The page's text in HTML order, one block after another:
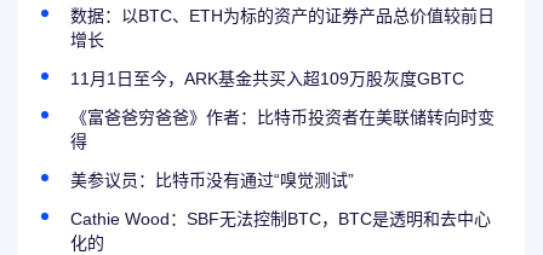
数据：以BTC、ETH为标的资产的证券产品总价值较前日
增长
11月1日至今，ARK基金共买入超109万股灰度GBTC
《富爸爸穷爸爸》作者：比特币投资者在美联储转向时变
得
美参议员：比特币没有通过“嗅觉测试”
Cathie Wood：SBF无法控制BTC，BTC是透明和去中心
化的